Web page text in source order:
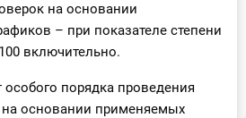
на основании
– при показателе степени
включительно.
порядка проведения
основании применяемых